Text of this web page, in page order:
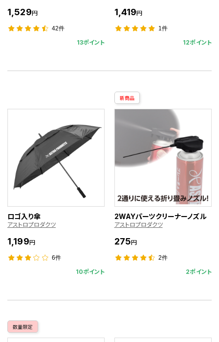
1,529円
42件
13ポイント
1,419円
1件
12ポイント
ロゴ入り傘
アストロプロダクツ
1,199円
6件
10ポイント
新商品
2WAYパーツクリーナーノズル
アストロプロダクツ
275円
2件
2ポイント
数量限定